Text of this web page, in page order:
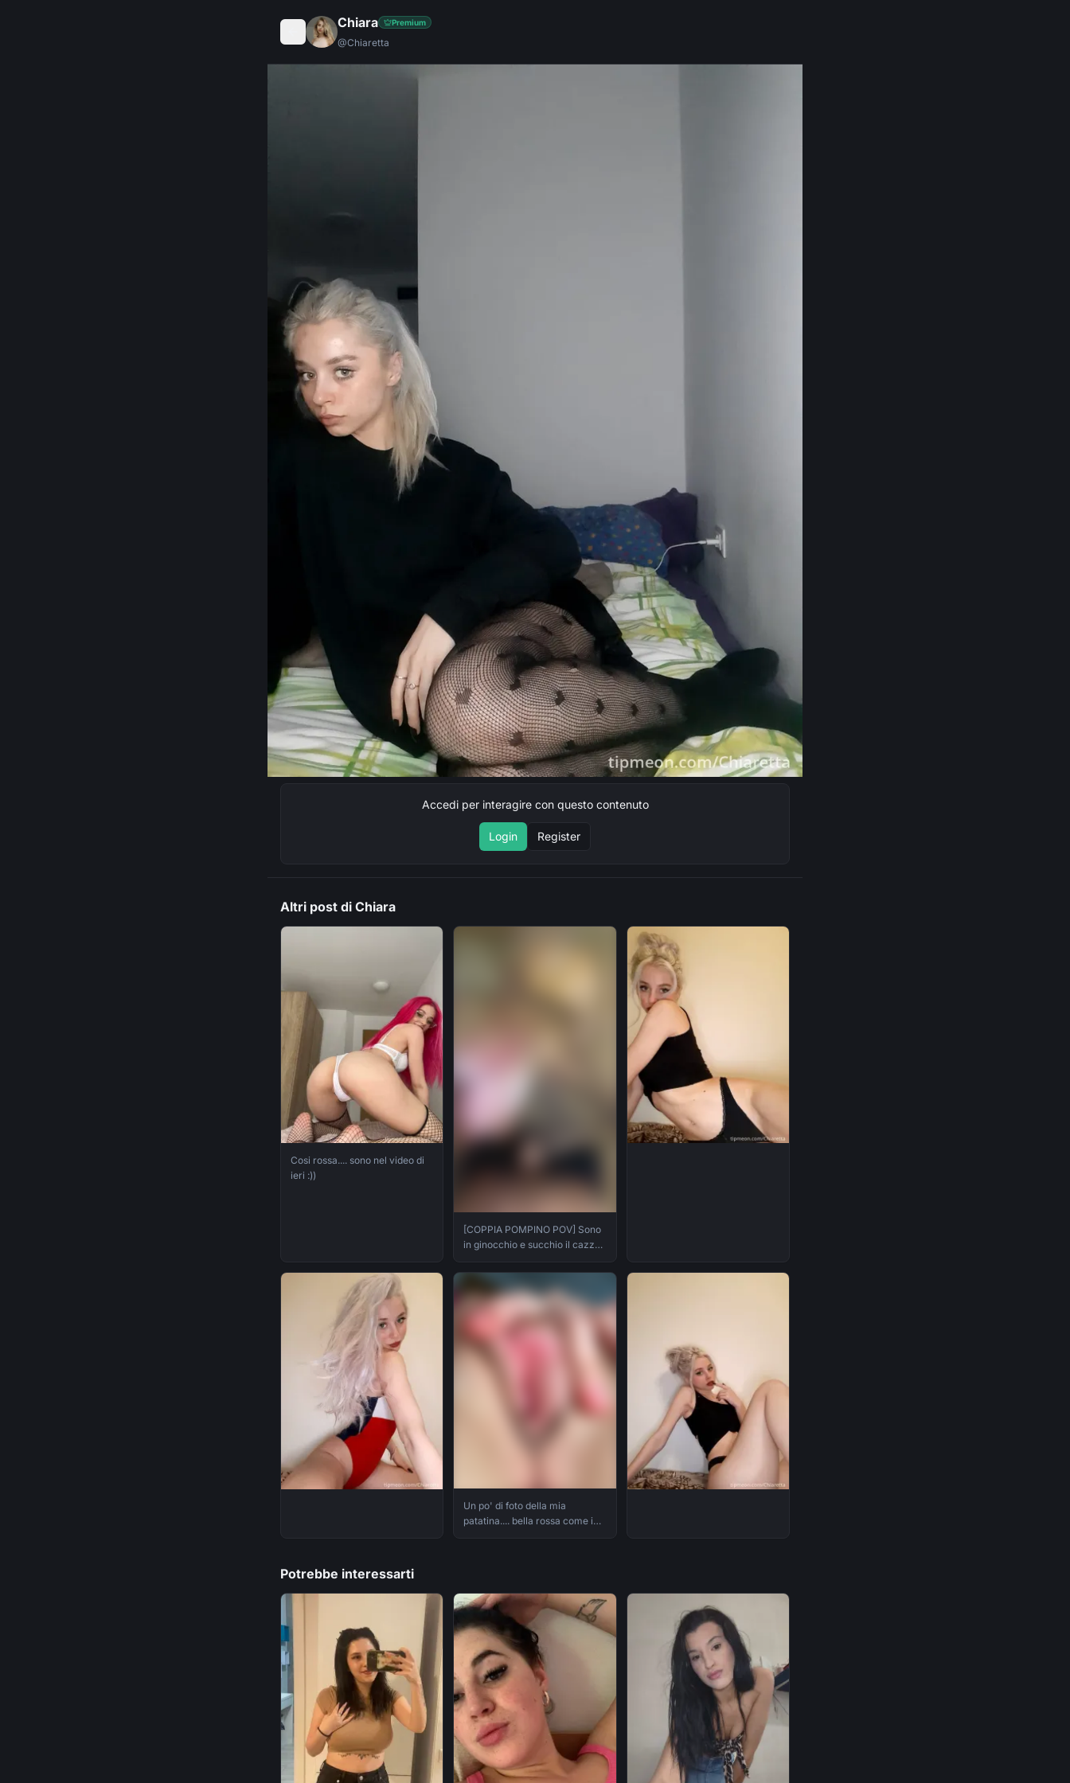
Chiara Premium
@Chiaretta
Accedi per interagire con questo contenuto
Login Register
Altri post di Chiara
Cosi rossa.... sono nel video di
ieri :))
[COPPIA POMPINO POV] Sono
in ginocchio e succhio il cazzo,
prendendolo tutto
Un po' di foto della mia
patatina.... bella rossa come i
Potrebbe interessarti